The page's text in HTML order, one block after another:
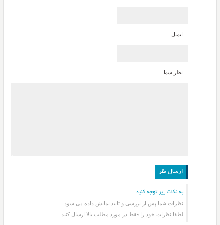
ایمیل :
نظر شما :
به نکات زیر توجه کنید
نظرات شما پس از بررسی و تایید نمایش داده می شود.
لطفا نظرات خود را فقط در مورد مطلب بالا ارسال کنید.